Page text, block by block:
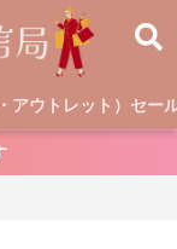
アウトレット）セー